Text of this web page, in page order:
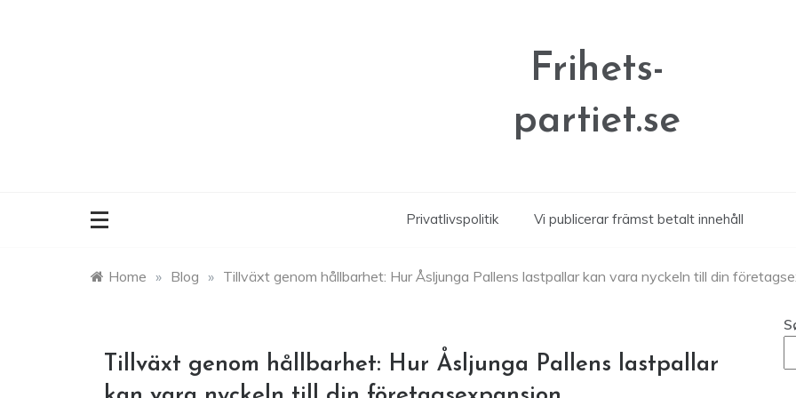
Frihets-
partiet.se
Privatlivspolitik Vi publicerar främst betalt innehåll
Home » Blog » Tillväxt genom hållbarhet: Hur Åsljunga Pallens lastpallar kan vara nyckeln till din
Tillväxt genom hållbarhet: Hur Åsljunga Pallens lastpallar